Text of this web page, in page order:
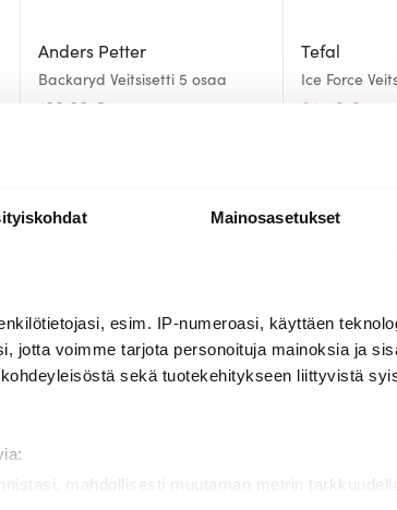
Mainosasetukset
esim. IP-numeroasi, käyttäen
jotta voimme tarjota personoituja mainoksia ja
sekä tuotekehitykseen liittyvistä
mahdollisesti muutaman metrin tarkkuudella
Anders Petter
Backaryd Veitsisetti 5 osaa
189.00 €
Tefal
Ice Force
92.46 €